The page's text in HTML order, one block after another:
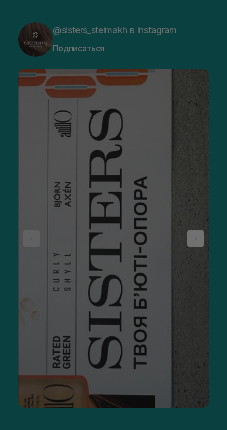
@sisters_stelmakh в Instagram
Подписаться